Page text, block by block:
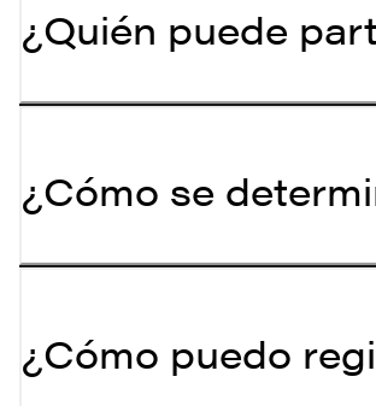
¿Quién puede
¿Cómo se
¿Cómo puedo